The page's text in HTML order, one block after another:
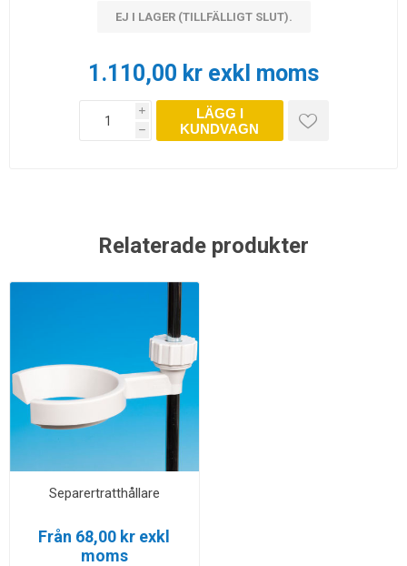
EJ I LAGER (TILLFÄLLIGT SLUT).
1.110,00 kr exkl moms
i
h
LÄGG I
KUNDVAGN
Relaterade produkter
Separertratthållare
Från 68,00 kr exkl
moms